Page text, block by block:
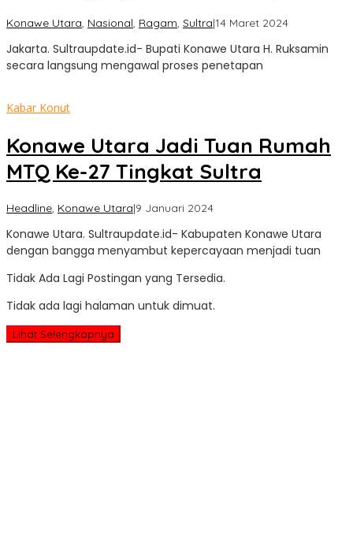
Konawe Utara, Nasional, Ragam, Sultra|14 Maret 2024oleh
Update
Jakarta. Sultraupdate.id- Bupati Konawe Utara H. Ruksamin
secara langsung mengawal proses penetapan
Kabar Konut
Konawe Utara Jadi Tuan Rumah
MTQ Ke-27 Tingkat Sultra
Headline, Konawe Utara|9 Januari 2024oleh
Update
Konawe Utara. Sultraupdate.id- Kabupaten Konawe Utara
dengan bangga menyambut kepercayaan menjadi tuan
Tidak Ada Lagi Postingan yang Tersedia.
Tidak ada lagi halaman untuk dimuat.
Lihat Selengkapnya